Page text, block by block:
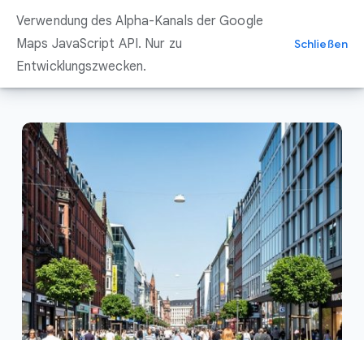
Inhalt
springen
Verwendung des Alpha-Kanals der Google
Maps JavaScript API. Nur zu
Entwicklungszwecken.
Schließen